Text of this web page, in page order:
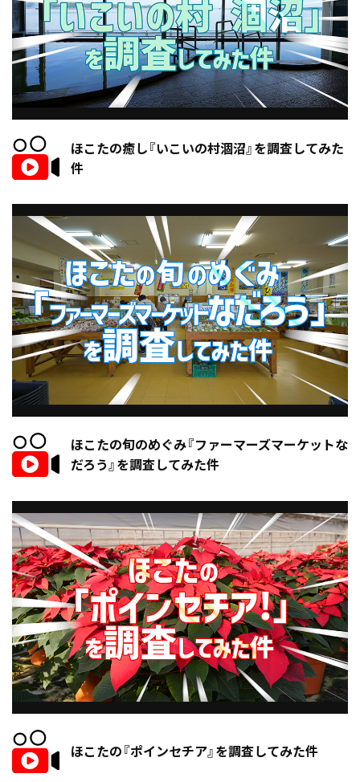
ほこたの癒し『いこいの村涸沼』を調査してみた
件
ほこたの旬のめぐみ『ファーマーズマーケットな
だろう』を調査してみた件
ほこたの『ポインセチア』を調査してみた件